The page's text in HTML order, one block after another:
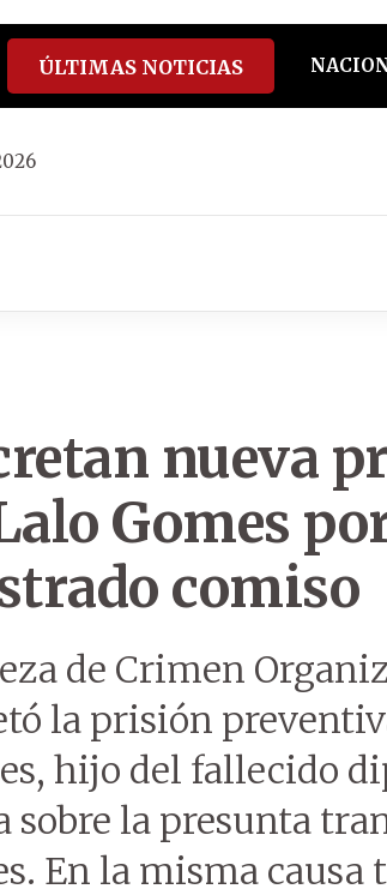
tiktokyoutube
spotify
ÚLTIMAS NOTICIAS
nueva
Gomes
comiso
de Crimen
la prisión
hijo del fallecido
sobre la presunta
En la misma